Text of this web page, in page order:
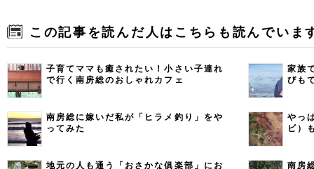
この記事を読んだ人はこちらも読んでいま
子育てママも癒されたい！小さい子連れ
で行く南房総のおしゃれカフェ
家族
びも
南房総に嫁いだ私が「ヒラメ釣り」をや
ってみた
やっ
ビ）
地元の人も通う「おさかな俱楽部」にお
南房